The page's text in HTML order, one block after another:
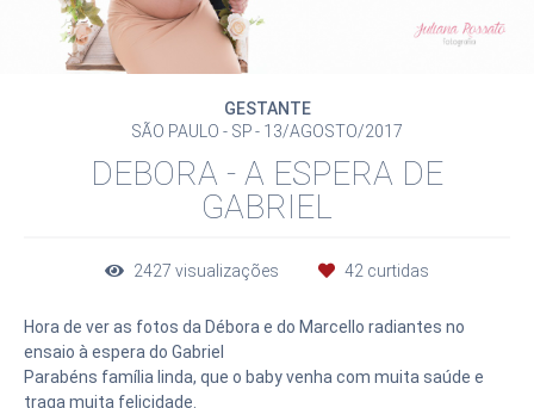
GESTANTE
SÃO PAULO - SP
13/AGOSTO/2017
DEBORA - A ESPERA DE
GABRIEL
2427 visualizações 42 curtidas
Hora de ver as fotos da Débora e do Marcello radiantes no
ensaio à espera do Gabriel
Parabéns família linda, que o baby venha com muita saúde e
traga muita felicidade.